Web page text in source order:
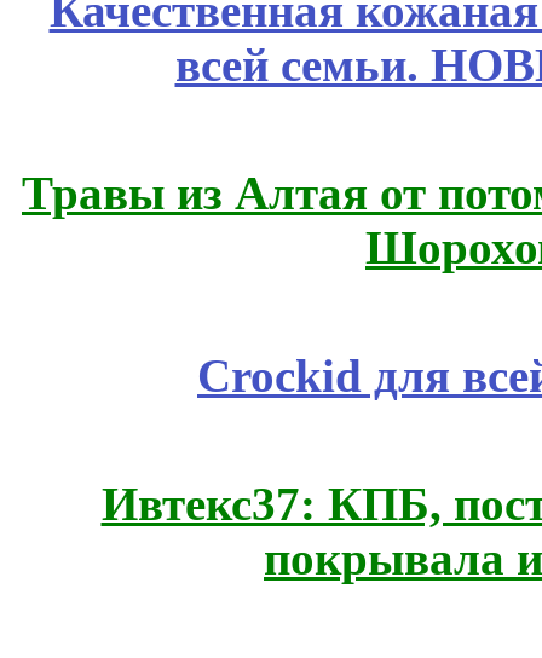
всей семьи.
Травы из Алтая от
Crockid для
Ивтекс37: КПБ,
покрывала